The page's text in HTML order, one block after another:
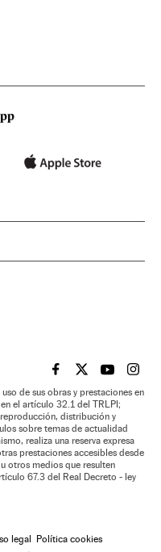
EL PAÍS BRASIL EN
EL PAÍSEL PAÍS
EL
de sus obras y prestaciones en
el artículo 32.1 del TRLPI;
distribución y
sobre temas de actualidad
realiza una reserva expresa
prestaciones accesibles desde
otros medios que resulten
67.3 del Real Decreto - ley
legal Política cookies